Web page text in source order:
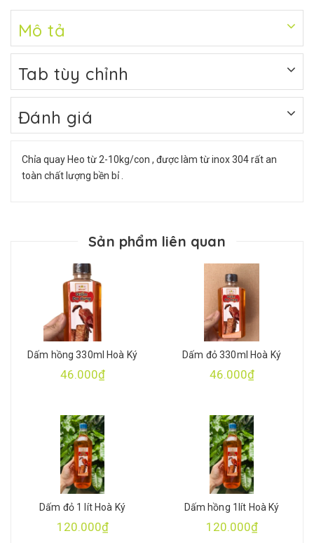
Mô tả
Tab tùy chỉnh
Đánh giá
Chỉa quay Heo từ 2-10kg/con , được làm từ inox 304 rất an
toàn chất lượng bền bỉ .
Sản phẩm liên quan
Dấm hồng 330ml Hoà Ký
46.000₫
Dấm đỏ 330ml Hoà Ký
46.000₫
Dấm đỏ 1 lít Hoà Ký
120.000₫
Dấm hồng 1lít Hoà Ký
120.000₫